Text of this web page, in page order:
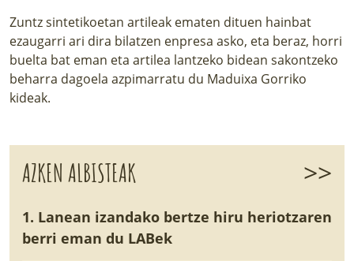
Zuntz sintetikoetan artileak ematen dituen hainbat
ezaugarri ari dira bilatzen enpresa asko, eta beraz, horri
buelta bat eman eta artilea lantzeko bidean sakontzeko
beharra dagoela azpimarratu du Maduixa Gorriko
kideak.
AZKEN ALBISTEAK >>
1. Lanean izandako bertze hiru heriotzaren
berri eman du LABek